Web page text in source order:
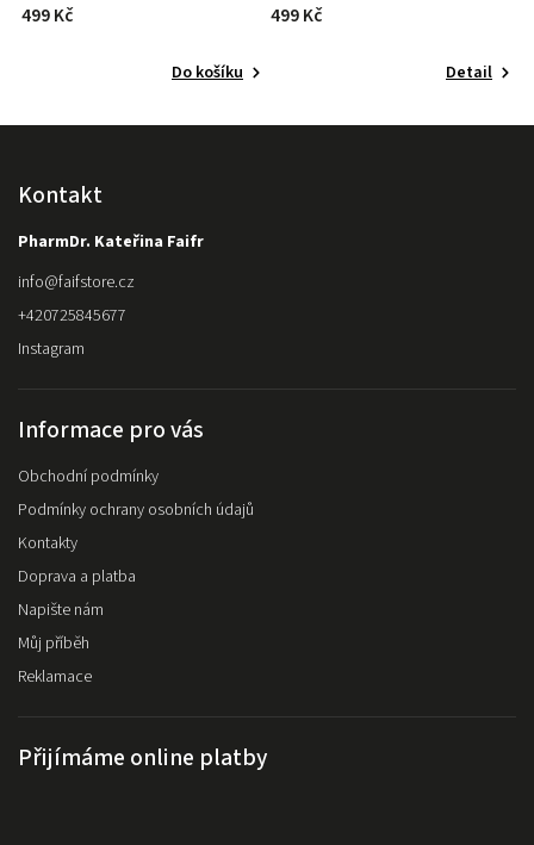
499 Kč
Do košíku
499 Kč
Detail
Kontakt
PharmDr. Kateřina Faifr
info@faifstore.cz
+420725845677
Instagram
Informace pro vás
Obchodní podmínky
Podmínky ochrany osobních údajů
Kontakty
Doprava a platba
Napište nám
Můj příběh
Reklamace
Přijímáme online platby